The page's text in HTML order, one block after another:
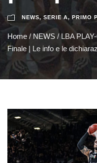
NEWS, SERIE A, PRIMO
Home / NEWS /LBA
Finale | Le info e le